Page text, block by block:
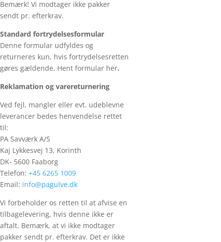
Bemærk! Vi modtager ikke pakker
sendt pr. efterkrav.
Standard fortrydelsesformular
Denne formular udfyldes og
returneres kun, hvis fortrydelsesretten
gøres gældende. Hent formular her.
Reklamation og varereturnering
Ved fejl, mangler eller evt. udeblevne
leverancer bedes henvendelse rettet
til:
PA Savværk A/S
Kaj Lykkesvej 13, Korinth
DK- 5600 Faaborg
Telefon: +45 6265 1009
Email: info@pagulve.dk
Vi forbeholder os retten til at afvise en
tilbagelevering, hvis denne ikke er
aftalt. Bemærk, at vi ikke modtager
pakker sendt pr. efterkrav. Det er ikke